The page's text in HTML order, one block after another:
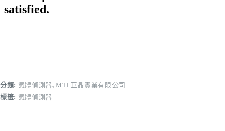
分類: 氣體偵測器,MTI 巨晶實業有限公司
標籤: 氣體偵測器